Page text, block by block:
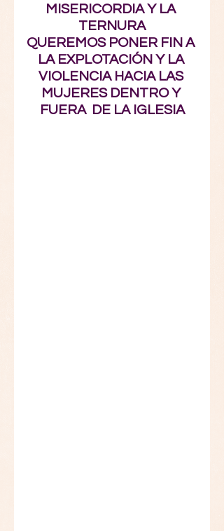
MISERICORDIA Y LA
TERNURA
QUEREMOS PONER FIN A
LA EXPLOTACIÓN Y LA
VIOLENCIA HACIA LAS
MUJERES DENTRO Y
FUERA  DE LA IGLESIA